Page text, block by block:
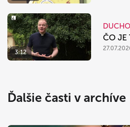
3:12
ČO JE
Ďalšie časti v archíve